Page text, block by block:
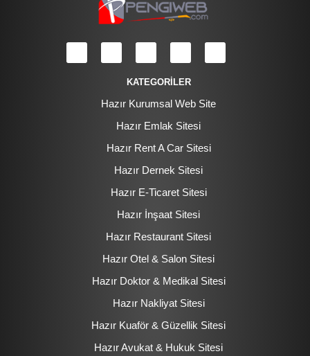
KATEGORİLER
Hazır Kurumsal Web Site
Hazır Emlak Sitesi
Hazır Rent A Car Sitesi
Hazır Dernek Sitesi
Hazır E-Ticaret Sitesi
Hazır İnşaat Sitesi
Hazır Restaurant Sitesi
Hazır Otel & Salon Sitesi
Hazır Doktor & Medikal Sitesi
Hazır Nakliyat Sitesi
Hazır Kuaför & Güzellik Sitesi
Hazır Avukat & Hukuk Sitesi